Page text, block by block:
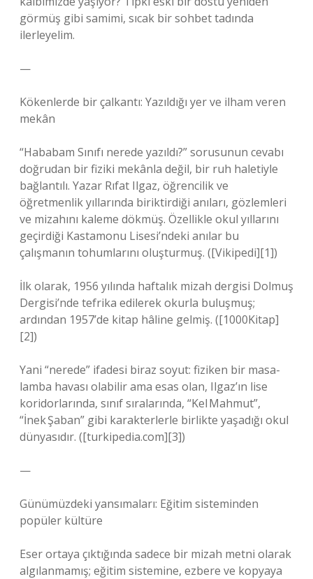
görmüş gibi samimi, sıcak bir sohbet tadında
ilerleyelim.
—
Kökenlerde bir çalkantı: Yazıldığı yer ve ilham veren
mekân
“Hababam Sınıfı nerede yazıldı?” sorusunun cevabı
doğrudan bir fiziki mekânla değil, bir ruh haletiyle
bağlantılı. Yazar Rıfat Ilgaz, öğrencilik ve
öğretmenlik yıllarında biriktirdiği anıları, gözlemleri
ve mizahını kaleme dökmüş. Özellikle okul yıllarını
geçirdiği Kastamonu Lisesi’ndeki anılar bu
çalışmanın tohumlarını oluşturmuş. ([Vikipedi][1])
İlk olarak, 1956 yılında haftalık mizah dergisi Dolmuş
Dergisi’nde tefrika edilerek okurla buluşmuş;
ardından 1957’de kitap hâline gelmiş. ([1000Kitap]
[2])
Yani “nerede” ifadesi biraz soyut: fiziken bir masa-
lamba havası olabilir ama esas olan, Ilgaz’ın lise
koridorlarında, sınıf sıralarında, “Kel Mahmut”,
“İnek Şaban” gibi karakterlerle birlikte yaşadığı okul
dünyasıdır. ([turkipedia.com][3])
—
Günümüzdeki yansımaları: Eğitim sisteminden
popüler kültüre
Eser ortaya çıktığında sadece bir mizah metni olarak
algılanmamış; eğitim sistemine, ezbere ve kopyaya